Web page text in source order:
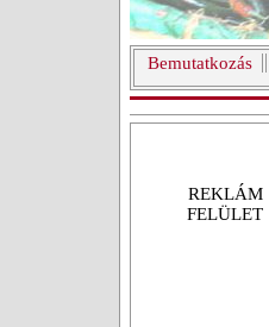
Bemutatkozás
REKLÁM
FELÜLET